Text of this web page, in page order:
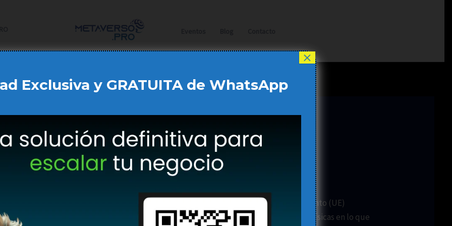
METAVERSO PRO) con CIF B44950244 va a tratar sus datos en disposición del Reglamento (UE)
(en adelante GDPR), de 27 de abril de 2016, relativo a la protección de las personas físicas en lo que
Exclusiva y GRATUITA de WhatsApp
×